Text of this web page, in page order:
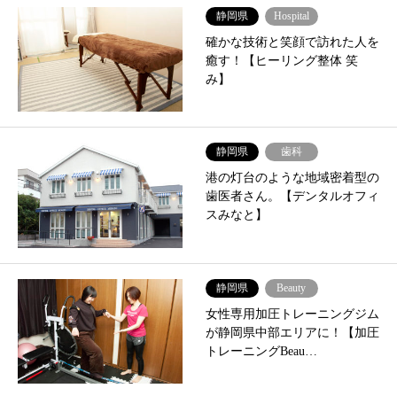
静岡県 Hospital
確かな技術と笑顔で訪れた人を
癒す！【ヒーリング整体 笑
み】
静岡県 歯科
港の灯台のような地域密着型の
歯医者さん。【デンタルオフィ
スみなと】
静岡県 Beauty
女性専用加圧トレーニングジム
が静岡県中部エリアに！【加圧
トレーニングBeau…